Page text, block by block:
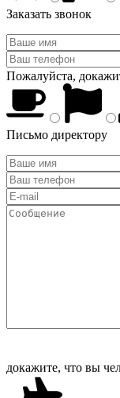
Заказать звонок
Пожалуйста,
Письмо директору
докажите, что вы